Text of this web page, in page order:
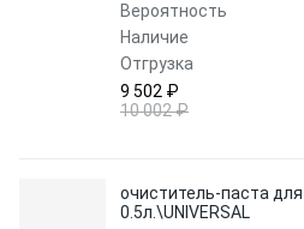
Вероятность
Наличие
Отгрузка
9 502 ₽
10 002 ₽
очиститель-паста
0.5л.\UNIVERSAL